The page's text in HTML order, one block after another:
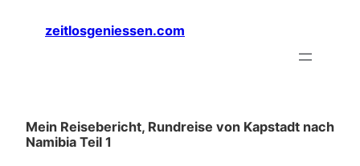
zeitlosgeniessen.com
Mein Reisebericht, Rundreise von Kapstadt nach
Namibia Teil 1